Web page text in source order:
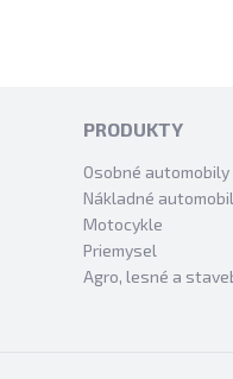
PRODUKTY
Osobné automobily
Nákladné
Motocykle
Priemysel
Agro, lesné a